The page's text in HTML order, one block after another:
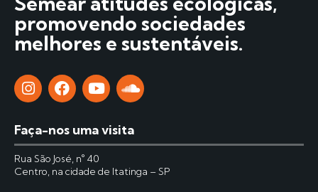
promovendo sociedades
melhores e sustentáveis.
Faça-nos uma visita
Rua São José, n° 40
Centro, na cidade de Itatinga – SP